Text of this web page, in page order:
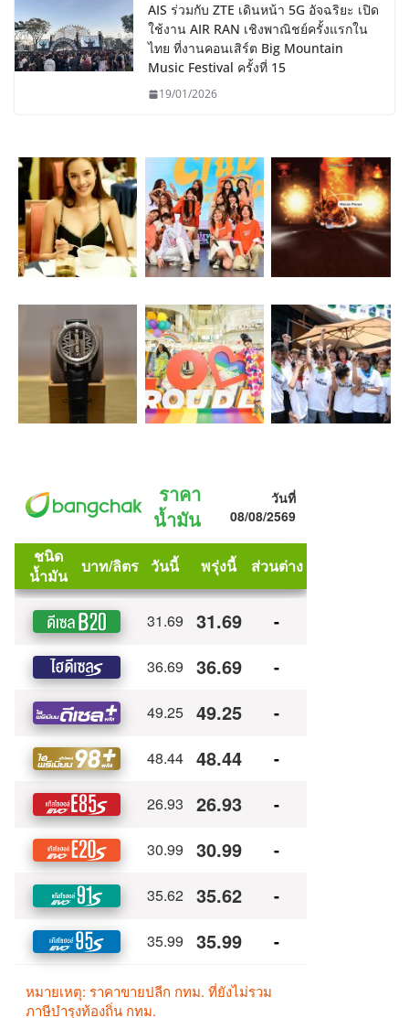
AIS ร่วมกับ ZTE เดินหน้า 5G อัจฉริยะ เปิด
ใช้งาน AIR RAN เชิงพาณิชย์ครั้งแรกใน
ไทย ที่งานคอนเสิร์ต Big Mountain
Music Festival ครั้งที่ 15
19/01/2026